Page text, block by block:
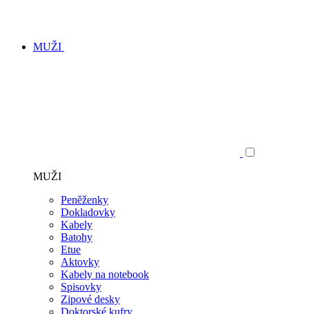
MUŽI
MUŽI
Peněženky
Dokladovky
Kabely
Batohy
Etue
Aktovky
Kabely na notebook
Spisovky
Zipové desky
Doktorské kufry